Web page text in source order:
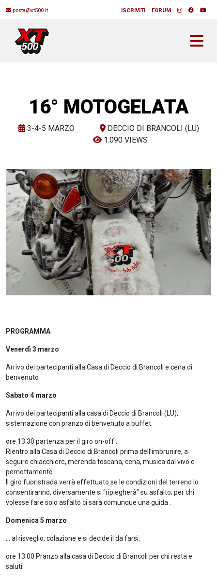
posta@xt500.it ISCRIVITI FORUM
16° MOTOGELATA
3-4-5 MARZO
DECCIO DI BRANCOLI (LU)
1.090 VIEWS
PROGRAMMA
Venerdì 3 marzo
Arrivo dei partecipanti alla Casa di Deccio di Brancoli e cena di
benvenuto
Sabato 4 marzo
Arrivo dei partecipanti alla casa di Deccio di Brancoli (LU),
sistemazione con pranzo di benvenuto a buffet.
ore 13.30 partenza per il giro on-off .
Rientro alla Casa di Deccio di Brancoli prima dell’imbrunire, a
seguire chiacchiere, merenda toscana, cena, musica dal vivo e
pernottamento.
Il giro fuoristrada verrà effettuato se le condizioni del terreno lo
consentiranno, diversamente si “ripiegherà” su asfalto; per chi
volesse fare solo asfalto ci sarà comunque una guida .
Domenica 5 marzo
… al risveglio, colazione e si decide il da farsi.
ore 13.00 Pranzo alla casa di Deccio di Brancoli per chi resta e
saluti.